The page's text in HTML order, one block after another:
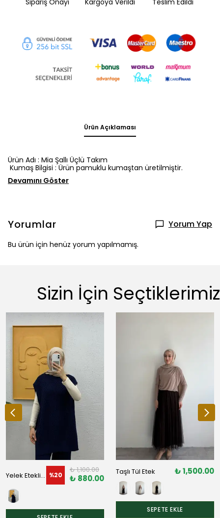
Sipariş Onayı Kargoya Verildi Teslim Edildi
Ürün Açıklaması
Ürün Adı : Mia Şallı Üçlü Takım
Kumaş Bilgisi : Ürün pamuklu kumaştan üretilmiştir.
Devamını Göster
Yorumlar Yorum Yap
Bu ürün için henüz yorum yapılmamış.
Sizin İçin Seçtiklerimiz
Yelek Etekli Triko Takım %20
₺ 1,100.00
₺ 880.00
Taşlı Tül Etek ₺ 1,500.00
SEPETE EKLE